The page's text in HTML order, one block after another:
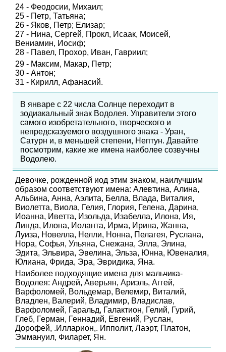
24 - Феодосии, Михаил;
25 - Петр, Татьяна;
26 - Яков, Петр; Елизар;
27 - Нина, Сергей, Прокл, Исаак, Моисей,
Вениамин, Иосиф;
28 - Павел, Прохор, Иван, Гавриил;
29 - Максим, Макар, Петр;
30 - Антон;
31 - Кирилл, Афанасий.
В январе с 22 числа Солнце переходит в
зодиакальный знак Водолея. Управители этого
самого изобретательного, творческого и
непредсказуемого воздушного знака - Уран,
Сатурн и, в меньшей степени, Нептун. Давайте
посмотрим, какие же имена наиболее созвучны
Водолею.
Девочке, рожденной иод этим знаком, наилучшим
образом соответствуют имена: Алевтина, Алина,
Альбина, Анна, Аэлита, Белла, Влада, Виталия,
Виолетта, Виола, Гелия, Глория, Гелена, Дарина,
Иоанна, Иветта, Изольда, Изабелла, Илона, Ия,
Линда, Илона, Иоланта, Ирма, Ирина, Жанна,
Луиза, Новелла, Нелли, Нонна, Пелагея, Руслана,
Нора, Софья, Ульяна, Снежана, Элла, Элина,
Эдита, Эльвира, Эвелина, Эльза, Юнна, Ювеналия,
Юлиана, Фрида, Эра, Эвридика, Яна.
Наиболее подходящие имена для мальчика-
Водолея: Андрей, Аверьян, Ариэль, Аггей,
Варфоломей, Вольдемар, Велемир, Виталий,
Владлен, Валерий, Владимир, Владислав,
Варфоломей, Гаральд, Галактион, Гелий, Гурий,
Глеб, Герман, Геннадий, Евгений, Руслан,
Дорофей, .Илларион,. Ипполит, Лаэрт, Платон,
Эммануил, Филарет, Ян.